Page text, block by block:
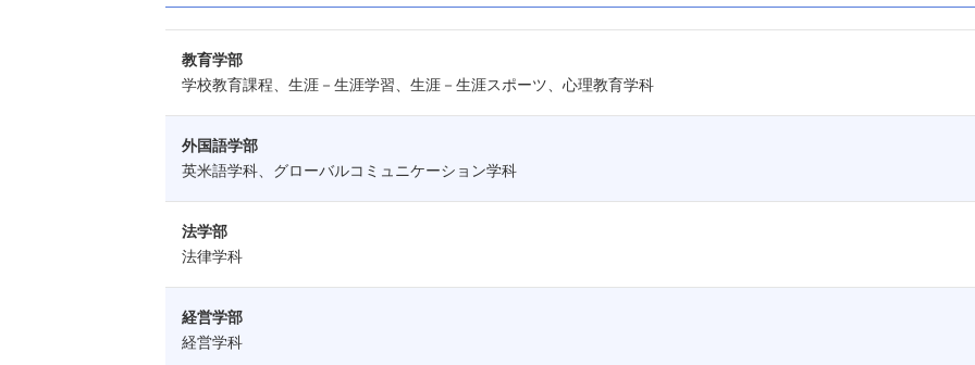
教育学部
学校教育課程、生涯－生涯学習、生涯－生涯スポーツ、心理教育学科
外国語学部
英米語学科、グローバルコミュニケーション学科
法学部
法律学科
経営学部
経営学科